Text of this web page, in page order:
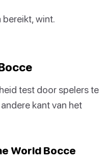
bereikt, wint.
test door spelers te
kant van het
World Bocce